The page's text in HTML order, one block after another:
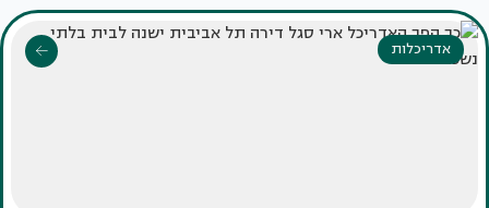
אדריכלות